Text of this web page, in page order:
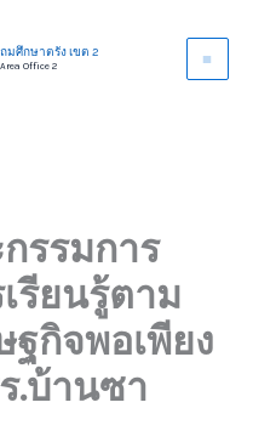
มศึกษาตรัง เขต 2
Office 2
รรมการ
รียนรู้ตาม
กิจพอเพียง
.บ้านซา